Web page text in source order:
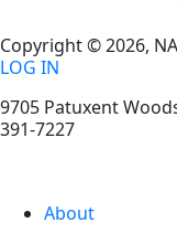
Copyright © 2026,
LOG IN
9705 Patuxent
391-7227
About